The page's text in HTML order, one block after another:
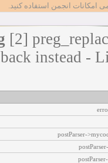
امکانات انجمن استفاده کنید.
[2]
instead -
postParser-